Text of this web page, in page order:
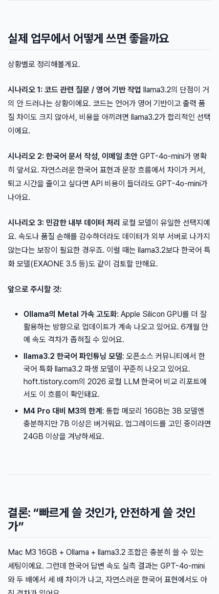
실제 업무에서 어떻게 쓰면 좋을까요
상황별로 정리해볼게요.
시나리오 1: 코드 관련 질문 / 영어 기반 작업 llama3.2의 단점이 거
의 안 드러나는 상황이에요. 코드는 언어가 영어 기반이고 출력 품
질 차이도 크지 않아서, 비용을 아끼려면 llama3.2가 합리적인 선택
이에요.
시나리오 2: 한국어 문서 작성, 이메일 초안 GPT-4o-mini가 명확
히 앞서요. 자연스러운 한국어 표현과 문장 흐름에서 차이가 커서,
퇴고 시간을 줄이고 싶다면 API 비용이 들더라도 GPT-4o-mini가
나아요.
시나리오 3: 민감한 내부 데이터 처리 로컬 모델이 유일한 선택지예
요. 속도나 품질 손해를 감수하더라도 데이터가 외부 서버로 나가지
않는다는 보장이 필요한 경우죠. 이럴 때는 llama3.2보다 한국어 특
화 모델(EXAONE 3.5 등)도 같이 검토할 만해요.
앞으로 주시할 것:
Ollama의 Metal 가속 고도화: Apple Silicon GPU를 더 잘
활용하는 방향으로 업데이트가 계속 나오고 있어요. 6개월 안
에 속도 격차가 좁혀질 수 있어요.
llama3.2 한국어 파인튜닝 모델: 오픈소스 커뮤니티에서 한
국어 특화 llama3.2 파생 모델이 꾸준히 나오고 있어요.
hoft.tistory.com의 2026 로컬 LLM 한국어 비교 리포트에
서도 이 흐름이 확인돼요.
M4 Pro 대비 M3의 한계 : 통합 메모리 16GB는 3B 모델엔
충분하지만 7B 이상은 버거워요. 업그레이드를 고민 중이라면
24GB 이상을 겨냥하세요.
결론: “빠르게 쓸 것인가, 안전하게 쓸 것인
가”
Mac M3 16GB + Ollama + llama3.2 조합은 충분히 쓸 수 있는
세팅이에요. 그런데 한국어 답변 속도 실측 결과는 GPT-4o-mini
와 두 배에서 세 배 차이가 나고, 자연스러운 한국어 표현에서도 아